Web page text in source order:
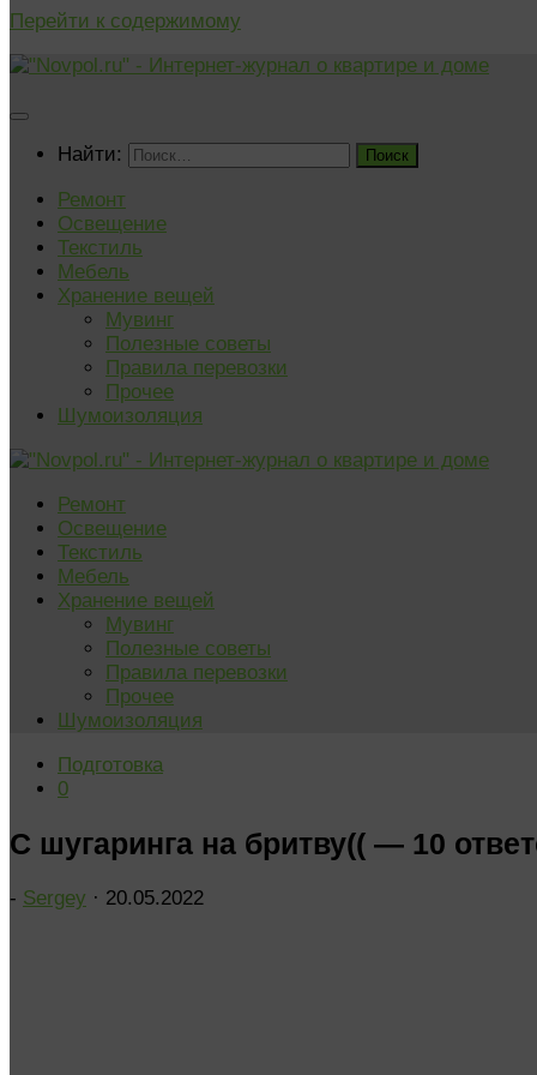
Перейти к содержимому
Найти:
Ремонт
Освещение
Текстиль
Мебель
Хранение вещей
Мувинг
Полезные советы
Правила перевозки
Прочее
Шумоизоляция
Ремонт
Освещение
Текстиль
Мебель
Хранение вещей
Мувинг
Полезные советы
Правила перевозки
Прочее
Шумоизоляция
Подготовка
0
С шугаринга на бритву(( — 10
- Sergey · 20.05.2022